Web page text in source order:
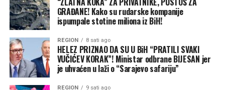
perioda. Povremeni prodori hladnog vazduha i dalje su
mogući, naročito u Ujedinjenom Kraljevstvu i Irskoj, ali
prema trenutnom sezonskom obrascu ne bi trebalo da
preovladavaju.
Bez mnogo snijega
Pojačano zapadno strujanje prema Evropi donosilo bi i
GRAĐANE! Kako su rudarske kompanije
ispumpale stotine miliona iz BiH!
REGION 8 sati ago
HELEZ PRIZNAO DA SU U BiH “PRATILI SVAKI
VUČIĆEV KORAK”! Ministar odbrane BIJESAN jer
je uhvaćen u laži o “Sarajevo safariju”
REGION 9 sati ago